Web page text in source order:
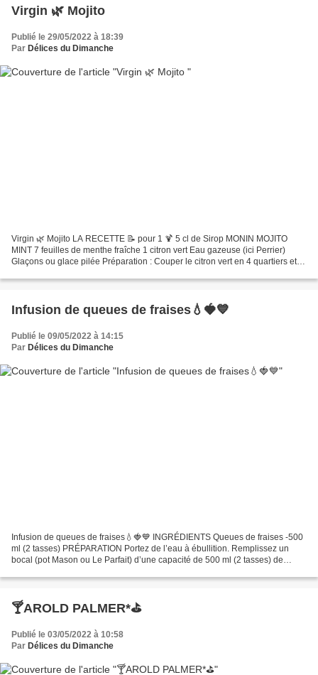
Virgin 🌿 Mojito
Publié le 29/05/2022 à 18:39
Par Délices du Dimanche
Virgin 🌿 Mojito LA RECETTE 📝 pour 1 🍹 5 cl de Sirop MONIN MOJITO
MINT 7 feuilles de menthe fraîche 1 citron vert Eau gazeuse (ici Perrier)
Glaçons ou glace pilée Préparation : Couper le citron vert en 4 quartiers et
Infusion de queues de fraises💧🍓💙
Publié le 09/05/2022 à 14:15
Par Délices du Dimanche
Infusion de queues de fraises💧🍓💙 INGRÉDIENTS Queues de fraises -500
ml (2 tasses) PRÉPARATION Portez de l’eau à ébullition. Remplissez un
bocal (pot Mason ou Le Parfait) d’une capacité de 500 ml (2 tasses) de
🍸AROLD PALMER*⛳️
Publié le 03/05/2022 à 10:58
Par Délices du Dimanche